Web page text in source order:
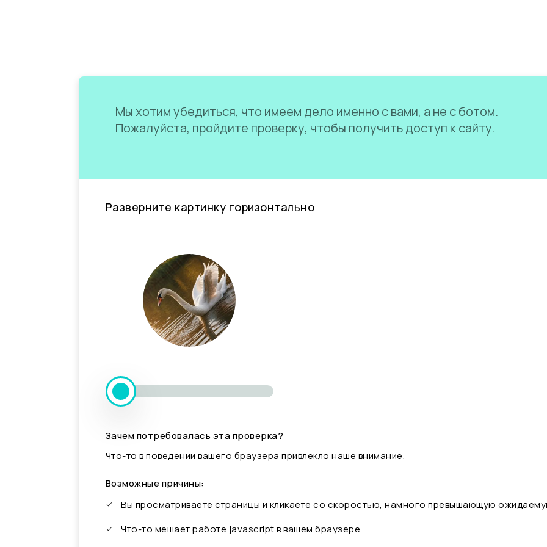
Мы хотим убедиться, что имеем дело именно с вами, а не с ботом.
Пожалуйста, пройдите проверку, чтобы получить доступ к сайту.
Разверните картинку горизонтально
Зачем потребовалась эта проверка?
Что-то в поведении вашего браузера привлекло наше внимание.
Возможные причины:
Вы просматриваете страницы и кликаете со скоростью, намного превышающую
Что-то мешает работе javascript в вашем браузере